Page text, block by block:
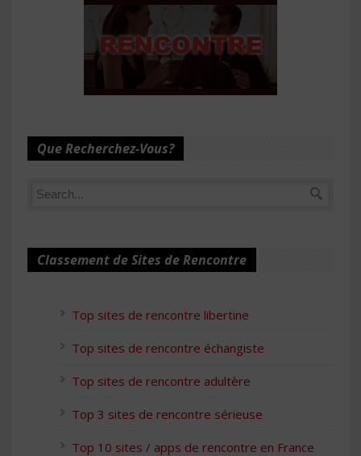
Que Recherchez-Vous?
Classement de Sites de Rencontre
Top sites de rencontre libertine
Top sites de rencontre échangiste
Top sites de rencontre adultère
Top 3 sites de rencontre sérieuse
Top 10 sites / apps de rencontre en France